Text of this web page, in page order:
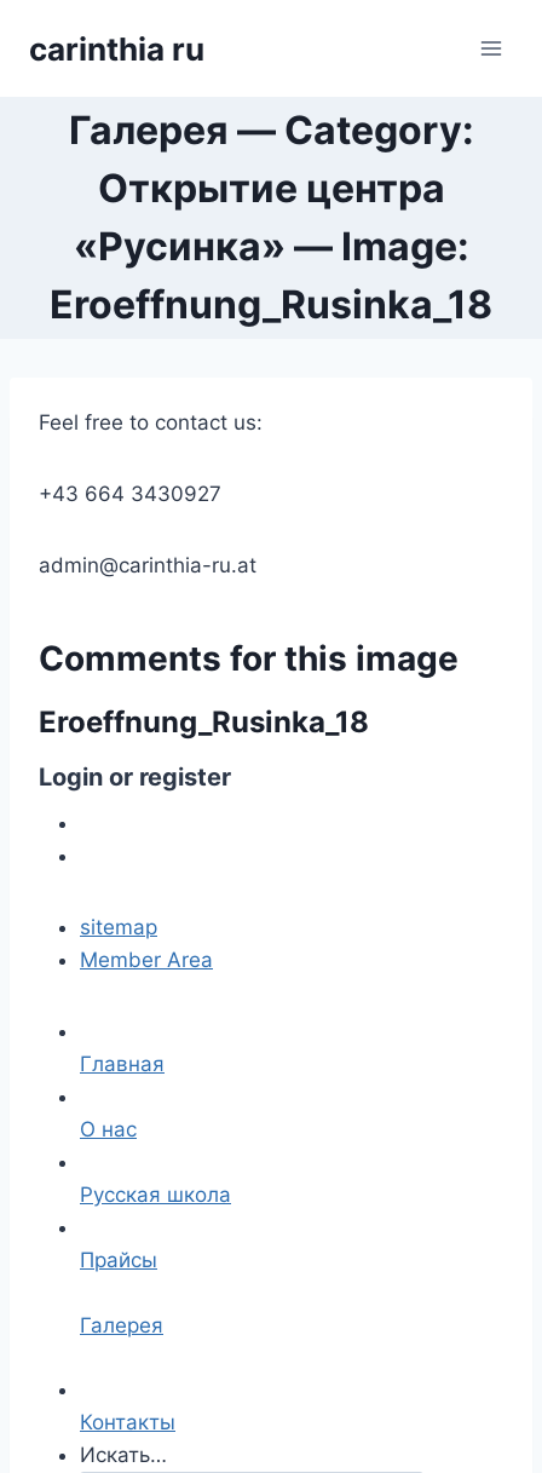
carinthia ru
Галерея — Category:
Открытие центра
«Русинка» — Image:
Eroeffnung_Rusinka_18
Feel free to contact us:
+43 664 3430927
admin@carinthia-ru.at
Comments for this image
Eroeffnung_Rusinka_18
Login or register
sitemap
Member Area
Главная
О нас
Русская школа
Прайсы
Галерея
Контакты
Искать…